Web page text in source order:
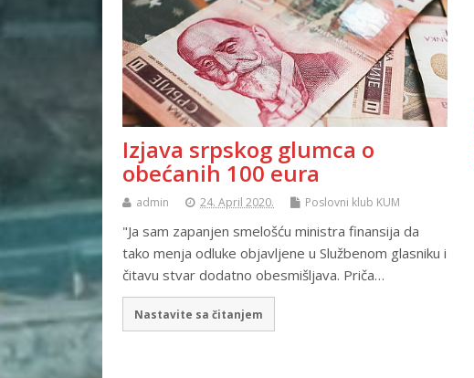
Izjava srpskog glumca o
obećanih 100 eura
admin 24. April 2020. Poslovni klub KUM
"Ja sam zapanjen smelošću ministra finansija da
tako menja odluke objavljene u Službenom glasniku i
čitavu stvar dodatno obesmišljava. Priča…
Nastavite sa čitanjem